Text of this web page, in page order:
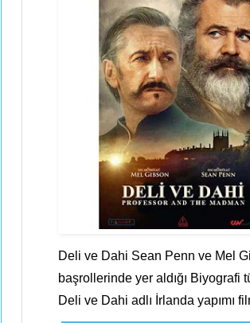
Deli ve Dahi Sean Penn ve Mel
başrollerinde yer aldığı Biyografi
Deli ve Dahi adlı İrlanda yapımı